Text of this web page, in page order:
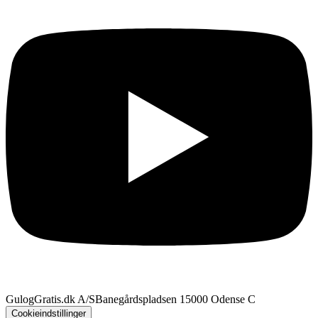
GulogGratis.dk A/SBanegårdspladsen 1 5000 Odense C
Cookieindstillinger